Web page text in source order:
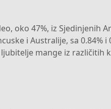
oko 47%, iz Sjedinjenih
i Australije, sa 0.84%
mange iz različitih